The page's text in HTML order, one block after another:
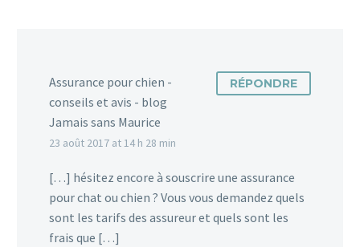
Assurance pour chien -
conseils et avis - blog
Jamais sans Maurice
23 août 2017 at 14 h 28 min
RÉPONDRE
[…] hésitez encore à souscrire une assurance
pour chat ou chien ? Vous vous demandez quels
sont les tarifs des assureur et quels sont les
frais que […]